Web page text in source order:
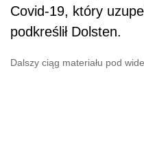
Covid-19, który
podkreślił Dolsten.
Dalszy ciąg materiału pod